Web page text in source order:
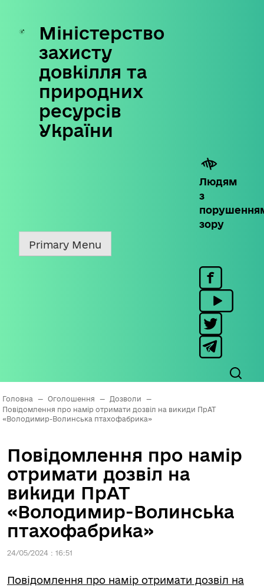
Skip
content
Міністерство
захисту
довкілля та
природних
ресурсів
України
Людям
з
зору
Primary Menu
Головна — Оголошення — Дозволи
—
Повідомлення про намір отримати дозвіл на викиди ПрАТ
«Володимир-Волинська птахофабрика»
Повідомлення про намір
отримати дозвіл на
викиди ПрАТ
«Володимир-Волинська
птахофабрика»
24/05/2024 : 16:51
Повідомлення про намір отримати дозвіл на